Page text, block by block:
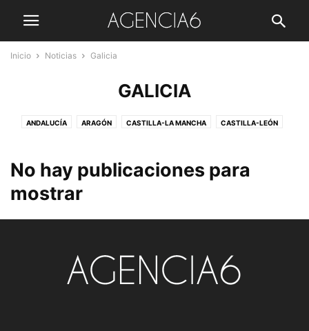
Inicio Noticias Galicia
GALICIA
ANDALUCÍA ARAGÓN CASTILLA-LA MANCHA CASTILLA-LEÓN
PRENSA AMARILLA SUCESOS UNIVERSIDAD VASCONGADAS
No hay publicaciones para
mostrar